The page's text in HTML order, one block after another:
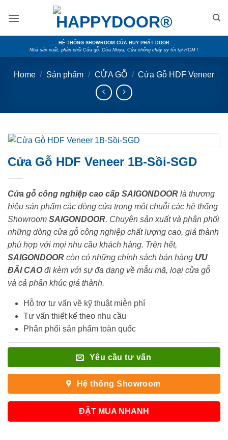
HỆ THỐNG SHOWROOM CỬA HUY PHÁT DOOR
Nhà sản xuất, phân phối Cửa gỗ, Cửa Nhựa, Cửa chống cháy uy tín tại HCM !
Home / Sản phẩm / CỬA GỖ / Cửa Gỗ HDF Veneer
Cửa Gỗ HDF Veneer 1B-Sồi-SGD
Cửa gỗ công nghiệp cao cấp SAIGONDOOR là thương
hiệu sản phẩm các dòng cửa trong một chuỗi các hệ thống
Showroom SAIGONDOOR. Chuyên sản xuất và phân phối
những dòng cửa gỗ công nghiệp chất lượng cao, giá thành
phù hợp với mọi nhu cầu khách hàng. Trên hết,
SAIGONDOOR còn có những chính sách bán hàng ƯU
ĐÃI CAOđi kèm với sự đa dạng về mẫu mã, loại cửa gỗ
và cả phân khúc giá thành.
Hỗ trợ tư vấn về kỹ thuật miễn phí
Tư vấn thiết kế theo nhu cầu
Phân phối sản phẩm toàn quốc
Yêu cầu tư vấn
Hệ thống Showroom
ĐẶT MUA NHANH